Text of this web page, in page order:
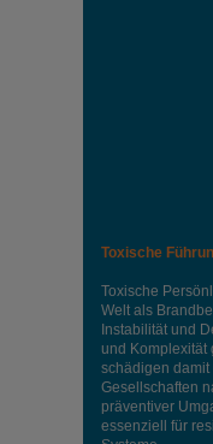
Toxische
Toxische
Welt als
Instabilität und
und Komplexität
schädigen damit
Gesellschaften
präventiver
essenziell für